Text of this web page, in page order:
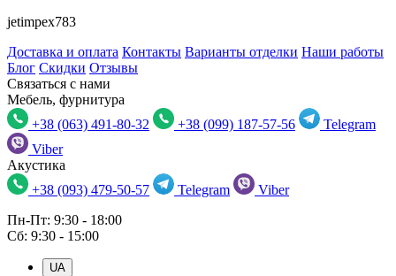
jetimpex783
Доставка и оплата Контакты Варианты отделки Наши работы
Блог Скидки Отзывы
Связаться с нами
Мебель, фурнитура
+38 (063) 491-80-32
+38 (099) 187-57-56
Telegram
Viber
Акустика
+38 (093) 479-50-57
Telegram
Viber
Пн-Пт: 9:30 - 18:00
Сб: 9:30 - 15:00
UA